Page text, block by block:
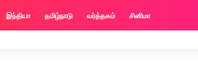
இந்தியா தமிழ்நாடு வர்த்தகம் சினிமா